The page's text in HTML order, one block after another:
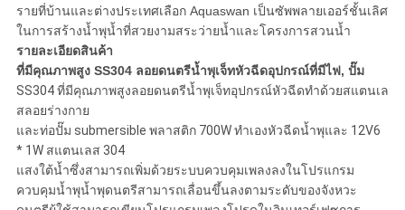
รายที่บ้านและต่างประเทศเลือก Aquaswan เป็นซัพพลายเออร์ชั้นเลิศ
ในการสร้างน้ำพุน้ำที่สวยงามสระว่ายน้ำและโครงการสวนน้ำ
รายละเอียดสินค้า
ที่มีคุณภาพสูง SS304 ลอยดนตรีน้ำพุเจ็ทหัวฉีดอุปกรณ์ที่มีไฟ, ปั๊ม
SS304 ที่มีคุณภาพสูงลอยดนตรีน้ำพุเจ็ทอุปกรณ์หัวฉีดทำด้วยสแตนเล
สลอยร่างกาย
และท่อปั๊ม submersible พลาสติก 700W ทำเองหัวฉีดน้ำพุและ 12V6
* 1W สแตนเลส 304
แสงใต้น้ำซึ่งสามารถเพิ่มด้วยระบบควบคุมเพลงลงในโปรแกรม
ควบคุมน้ำพุน้ำพุดนตรีสามารถเลื่อนขึ้นลงตามระดับของจังหวะ